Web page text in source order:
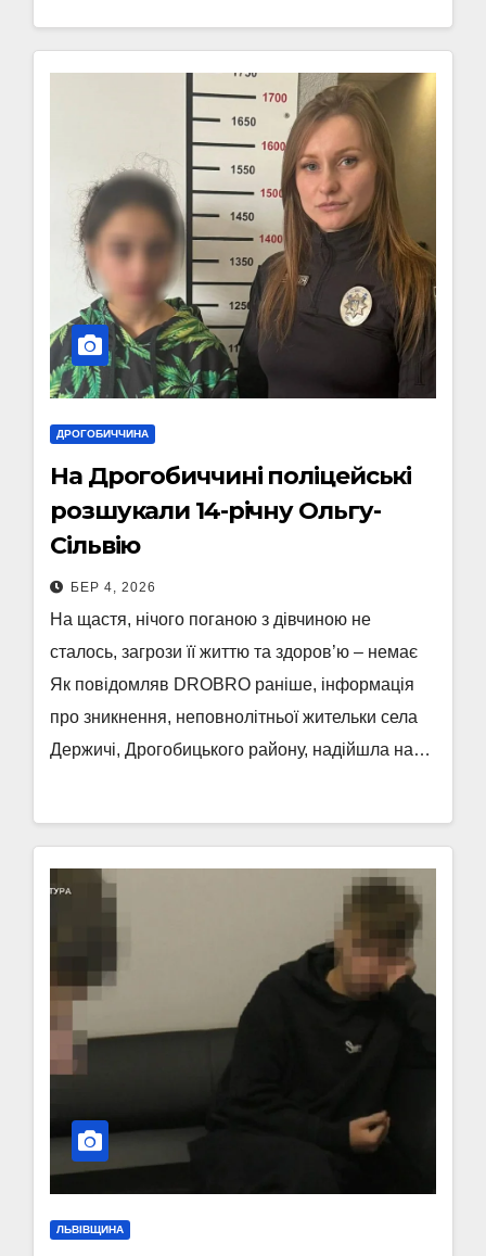
ДРОГОБИЧЧИНА
На Дрогобиччині поліцейські
розшукали 14-річну Ольгу-
Сільвію
БЕР 4, 2026
На щастя, нічого поганою з дівчиною не
сталось, загрози її життю та здоров’ю – немає
Як повідомляв DROBRO раніше, інформація
про зникнення, неповнолітньої жительки села
Держичі, Дрогобицького району, надійшла на…
ЛЬВІВЩИНА